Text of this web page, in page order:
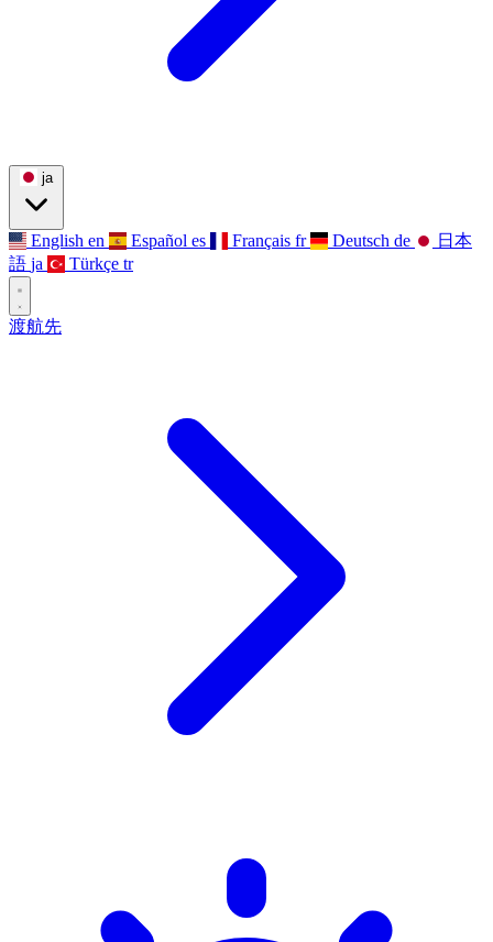
ja
English en Español es Français fr Deutsch de
日本
語 ja Türkçe tr
渡航先